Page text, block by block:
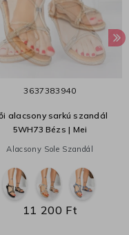
3637383940
alacsony sarkú szandál
5WH73 Bézs | Mei
Alacsony Sole Szandál
11 200 Ft